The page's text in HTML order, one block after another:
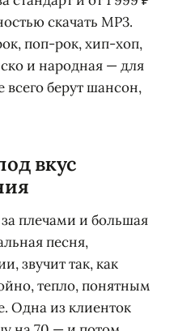
скачать MP3.
поп-рок, хип-хоп,
и народная — для
берут шансон,
вкус
плечами и большая
песня,
звучит так, как
тепло, понятным
Одна из клиенток